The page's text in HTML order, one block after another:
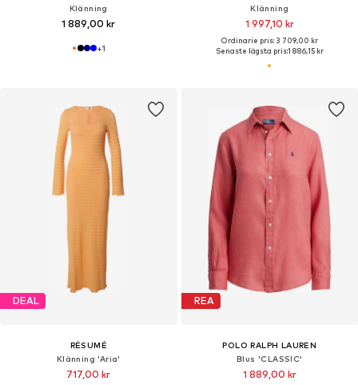
Klänning
1 889,00 kr
+1
Klänning
1 997,10 kr
Ordinarie pris: 3 709,00 kr
Senaste lägsta pris:1 886,15 kr
DEAL
RÉSUMÉ
Klänning 'Aria'
717,00 kr
REA
POLO RALPH LAUREN
Blus 'CLASSIC'
1 889,00 kr